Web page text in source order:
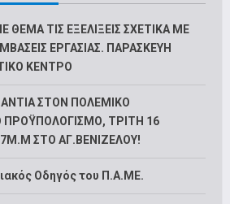
ΘΕΜΑ ΤΙΣ ΕΞΕΛΙΞΕΙΣ ΣΧΕΤΙΚΑ ΜΕ
ΕΡΓΑΣΙΑΣ. ΠΑΡΑΣΚΕΥΗ
ΚΕΝΤΡΟ
ΣΤΟΝ ΠΟΛΕΜΙΚΟ
ΤΡΙΤΗ 16
ΣΤΟ ΑΓ.ΒΕΝΙΖΕΛΟΥ!
Οδηγός του Π.Α.ΜΕ.